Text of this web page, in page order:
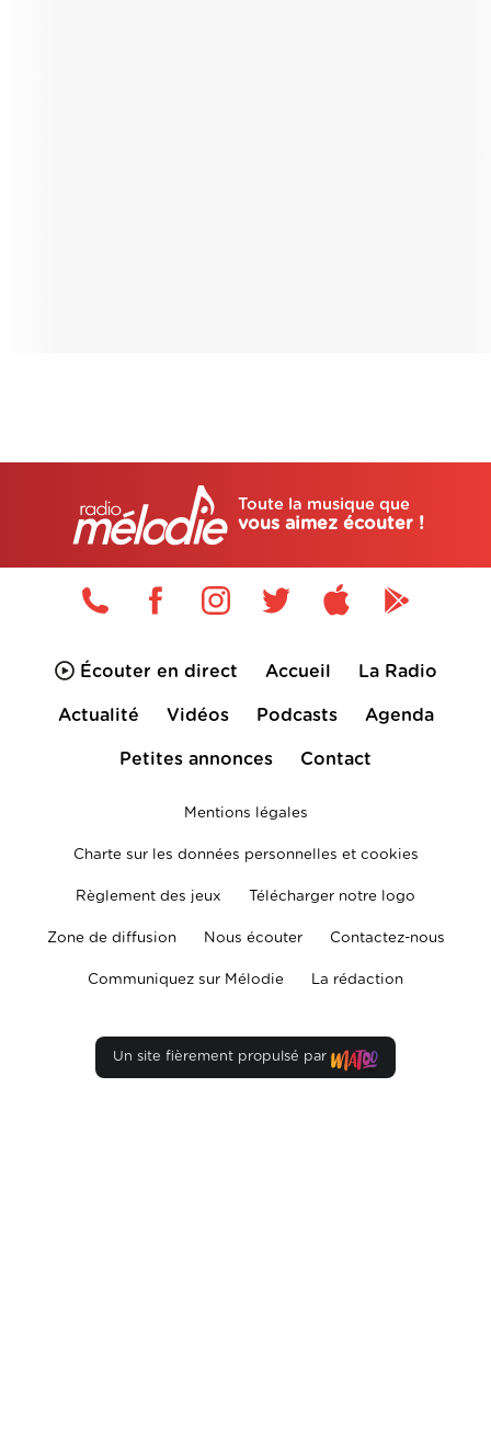
Toute la musique que
vous aimez écouter !
Écouter en direct Accueil La Radio
Actualité Vidéos Podcasts Agenda
Petites annonces Contact
Mentions légales
Charte sur les données personnelles et cookies
Règlement des jeux Télécharger notre logo
Zone de diffusion Nous écouter Contactez-nous
Communiquez sur Mélodie La rédaction
Un site fièrement propulsé par